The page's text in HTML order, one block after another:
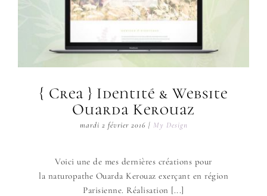
{ Crea } Identité & Website
Ouarda Kerouaz
mardi 2 février 2016 | My Design
Voici une de mes dernières créations pour
la naturopathe Ouarda Kerouaz exerçant en région
Parisienne. Réalisation [...]